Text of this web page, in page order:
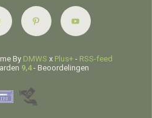
By DMWS x Plus+ - RSS-feed
9,4- Beoordelingen